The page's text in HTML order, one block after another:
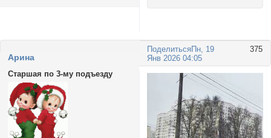
Поделиться 375
Пн, 19
Янв 2026 04:05
Арина
Старшая по 3-му подъезду